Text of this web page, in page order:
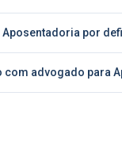
por
com advogado para